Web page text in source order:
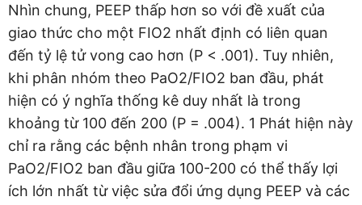
Nhìn chung, PEEP thấp hơn so với đề xuất của
giao thức cho một FIO2 nhất định có liên quan
đến tỷ lệ tử vong cao hơn (P < .001). Tuy nhiên,
khi phân nhóm theo PaO2/FIO2 ban đầu, phát
hiện có ý nghĩa thống kê duy nhất là trong
khoảng từ 100 đến 200 (P = .004). 1 Phát hiện này
chỉ ra rằng các bệnh nhân trong phạm vi
PaO2/FIO2 ban đầu giữa 100-200 có thể thấy lợi
ích lớn nhất từ việc sửa đổi ứng dụng PEEP và các